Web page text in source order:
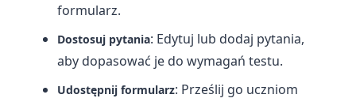
formularz.
Dostosuj pytania: Edytuj lub dodaj pytania,
aby dopasować je do wymagań testu.
Udostępnij formularz: Prześlij go uczniom